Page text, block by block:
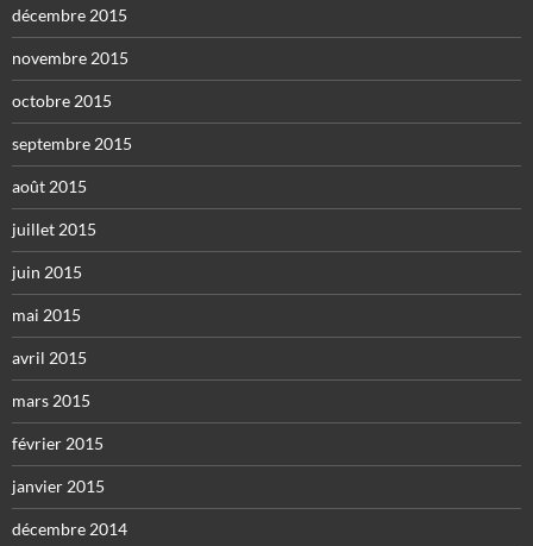
décembre 2015
novembre 2015
octobre 2015
septembre 2015
août 2015
juillet 2015
juin 2015
mai 2015
avril 2015
mars 2015
février 2015
janvier 2015
décembre 2014